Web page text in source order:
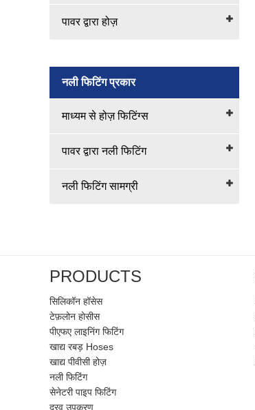
पावर द्वारा होज़
नली फिटिंग प्रकार
माध्यम से होज़ फिटिंग्स
पावर द्वारा नली फिटिंग
नली फिटिंग सामग्री
PRODUCTS
सिलिकॉन हॉसेस
टेफ़लोन होसीस
पीएफए ​​लाइनिंग फिटिंग
खाद्य रबड़ Hoses
खाद्य पीवीसी होज़
नली फिटिंग
सेनेटरी पाइप फिटिंग
द्रव उपकरण